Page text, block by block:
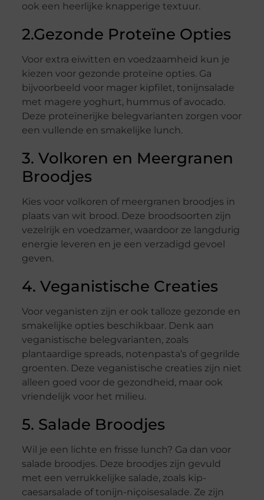
ook een heerlijke knapperige textuur.
2.Gezonde Proteïne Opties
Voor extra eiwitten en voedzaamheid kun je
kiezen voor gezonde proteïne opties. Ga
bijvoorbeeld voor mager kipfilet, tonijnsalade
met magere yoghurt, hummus of avocado.
Deze proteïnerijke belegvarianten zorgen voor
een vullende en smakelijke lunch.
3. Volkoren en Meergranen
Broodjes
Kies voor volkoren of meergranen broodjes in
plaats van wit brood. Deze broodsoorten zijn
vezelrijk en voedzamer, waardoor ze langdurig
energie leveren en je een verzadigd gevoel
geven.
4. Veganistische Creaties
Voor veganisten zijn er ook talloze gezonde en
smakelijke opties beschikbaar. Denk aan
veganistische belegvarianten, zoals
plantaardige spreads, notenpasta’s of gegrilde
groenten. Deze veganistische creaties zijn niet
alleen goed voor de gezondheid, maar ook
vriendelijk voor het milieu.
5. Salade Broodjes
Wil je een lichte en frisse lunch? Ga dan voor
salade broodjes. Deze broodjes zijn gevuld
met een verrukkelijke salade, zoals kip-
caesarsalade of tonijn-niçoisesalade. Ze zijn